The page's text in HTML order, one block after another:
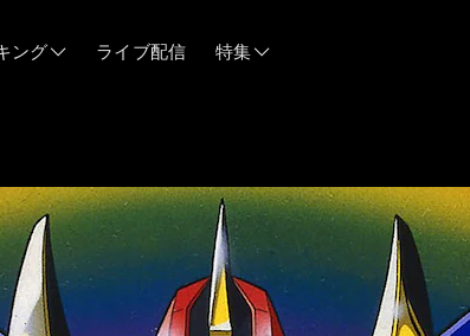
ング ライブ配信 特集
06/03
05/21